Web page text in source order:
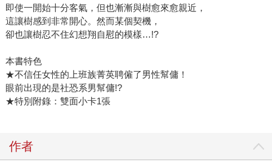
即使一開始十分客氣，但也漸漸與樹愈來愈親近，
這讓樹感到非常開心。然而某個契機，
卻也讓樹忍不住幻想翔自慰的模樣…!?
本書特色
★不信任女性的上班族菁英聘僱了男性幫傭！
眼前出現的是社恐系男幫傭!?
★特別附錄：雙面小卡1張
作者